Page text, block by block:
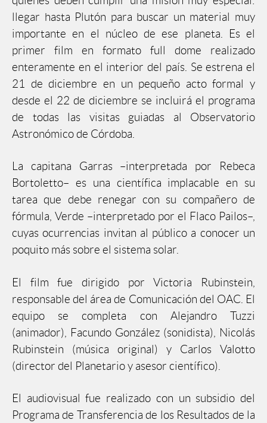
llegar hasta Plutón para buscar un material muy
importante en el núcleo de ese planeta. Es el
primer film en formato full dome realizado
enteramente en el interior del país. Se estrena el
21 de diciembre en un pequeño acto formal y
desde el 22 de diciembre se incluirá el programa
de todas las visitas guiadas al Observatorio
Astronómico de Córdoba.
La capitana Garras –interpretada por Rebeca
Bortoletto– es una científica implacable en su
tarea que debe renegar con su compañero de
fórmula, Verde –interpretado por el Flaco Pailos–,
cuyas ocurrencias invitan al público a conocer un
poquito más sobre el sistema solar.
El film fue dirigido por Victoria Rubinstein,
responsable del área de Comunicación del OAC. El
equipo se completa con Alejandro Tuzzi
(animador), Facundo González (sonidista), Nicolás
Rubinstein (música original) y Carlos Valotto
(director del Planetario y asesor científico).
El audiovisual fue realizado con un subsidio del
Programa de Transferencia de los Resultados de la